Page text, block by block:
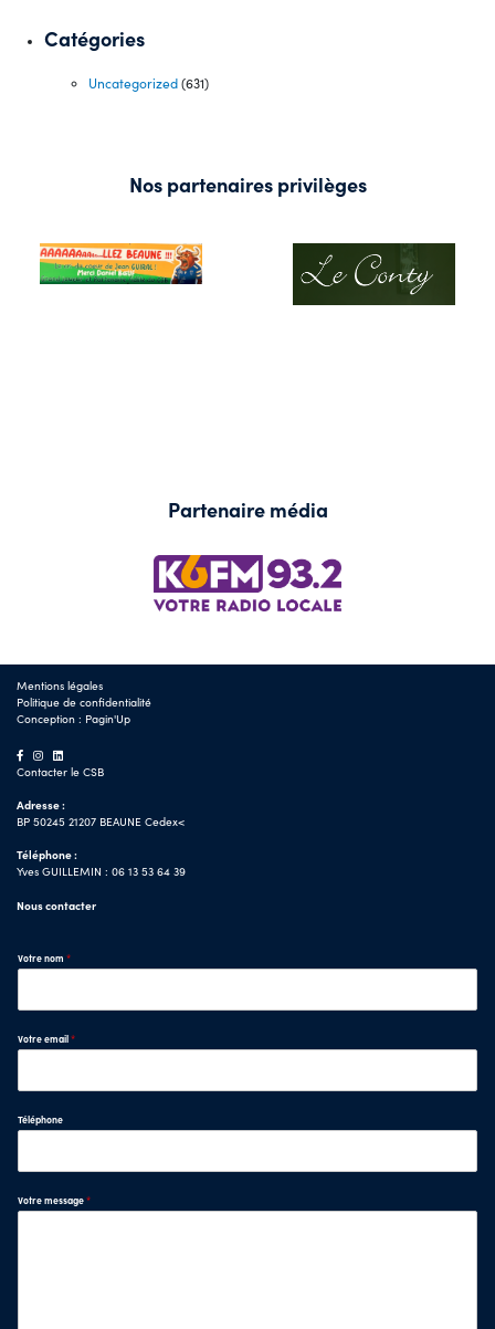
Catégories
Uncategorized(631)
Nos partenaires privilèges
Partenaire média
Mentions légales
Politique de confidentialité
Conception : Pagin'Up
Contacter le CSB
Adresse :
BP 50245 21207 BEAUNE Cedex<
Téléphone :
Yves GUILLEMIN : 06 13 53 64 39
Nous contacter
Votre nom *
Votre email*
Téléphone
Votre message*